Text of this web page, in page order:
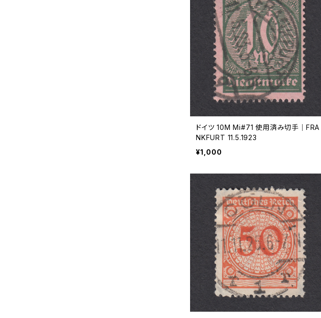
ドイツ 10M Mi#71 使用済み切手｜FRA
NKFURT 11.5.1923
¥1,000